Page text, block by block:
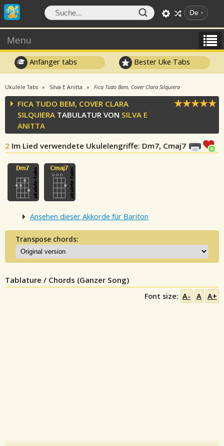
De
Menu
Anfänger tabs Bester Uke Tabs
Ukulele Tabs Silva E Anitta Fica Tudo Bem, Cover Clara Silquiera
FICA TUDO BEM, COVER CLARA
SILQUIERA TABULATUR VON SILVA E
ANITTA
2 Im Lied verwendete Ukulelengriffe: Dm7, Cmaj7
Ansehen dieser Akkorde für Bariton
Transpose chords:
Tablature / Chords (Ganzer Song)
Font size: A- A A+